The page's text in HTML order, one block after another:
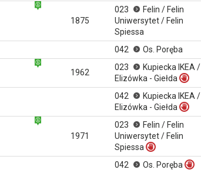
1875
023
Felin / Felin
Uniwersytet / Felin
Spiessa
042
Os. Poręba
1962
023
Kupiecka IKEA /
Elizówka - Giełda
042
Kupiecka IKEA /
Elizówka - Giełda
1971
023
Felin / Felin
Uniwersytet / Felin
Spiessa
042
Os. Poręba